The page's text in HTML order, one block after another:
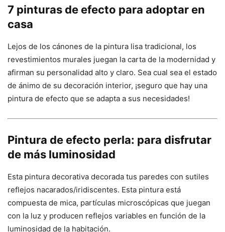
7 pinturas de efecto para adoptar en
casa
Lejos de los cánones de la pintura lisa tradicional, los
revestimientos murales juegan la carta de la modernidad y
afirman su personalidad alto y claro. Sea cual sea el estado
de ánimo de su decoración interior, ¡seguro que hay una
pintura de efecto que se adapta a sus necesidades!
Pintura de efecto perla: para disfrutar
de más luminosidad
Esta pintura decorativa decorada tus paredes con sutiles
reflejos nacarados/iridiscentes. Esta pintura está
compuesta de mica, partículas microscópicas que juegan
con la luz y producen reflejos variables en función de la
luminosidad de la habitación.